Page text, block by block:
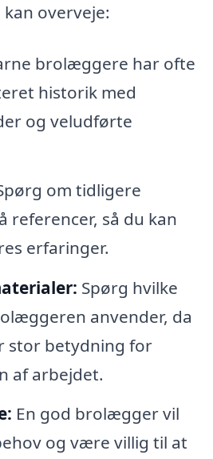
overveje:
brolæggere har ofte
historik med
og veludførte
om tidligere
referencer, så du kan
erfaringer.
Spørg hvilke
anvender, da
stor betydning for
af arbejdet.
En god brolægger vil
og være villig til at